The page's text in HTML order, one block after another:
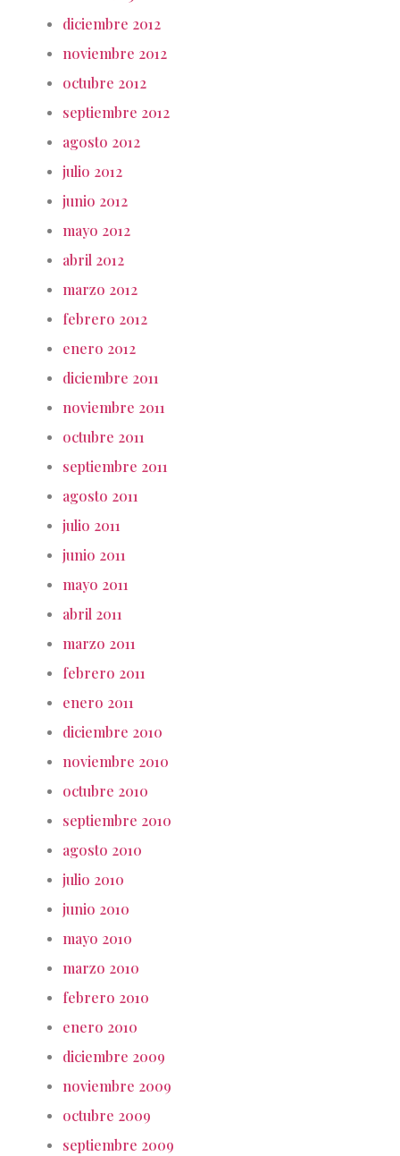
diciembre 2012
noviembre 2012
octubre 2012
septiembre 2012
agosto 2012
julio 2012
junio 2012
mayo 2012
abril 2012
marzo 2012
febrero 2012
enero 2012
diciembre 2011
noviembre 2011
octubre 2011
septiembre 2011
agosto 2011
julio 2011
junio 2011
mayo 2011
abril 2011
marzo 2011
febrero 2011
enero 2011
diciembre 2010
noviembre 2010
octubre 2010
septiembre 2010
agosto 2010
julio 2010
junio 2010
mayo 2010
marzo 2010
febrero 2010
enero 2010
diciembre 2009
noviembre 2009
octubre 2009
septiembre 2009